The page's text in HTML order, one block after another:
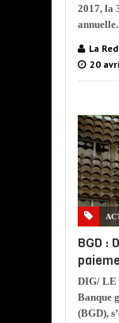
2017, la
La
20
BGD :
DIG/ LE
Banque
(BGD),